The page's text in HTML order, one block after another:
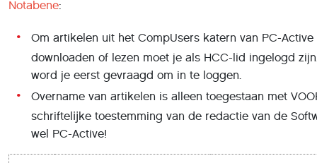
Notabene:
Om artikelen uit het CompUsers katern van PC-Active
downloaden of lezen moet je als HCC-lid ingelogd
word je eerst gevraagd om in te loggen.
Overname van artikelen is alleen toegestaan met
schriftelĳke toestemming van de redactie van de
wel PC-Active!